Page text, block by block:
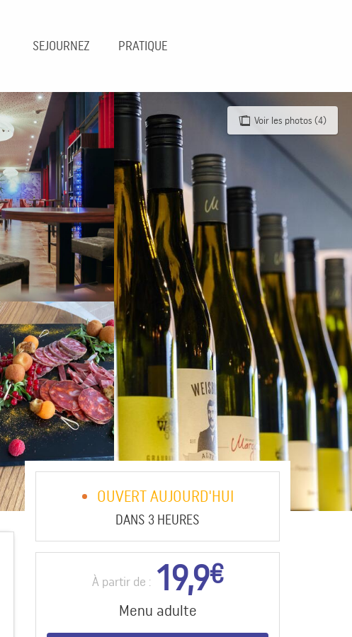
SEJOURNEZ PRATIQUE
Voir les photos (4)
OUVERT AUJOURD'HUI
DANS 3 HEURES
À partir de : 19,9€
Menu adulte